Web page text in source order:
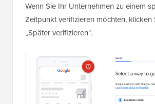
Wenn Sie Ihr Unternehmen zu einem
Zeitpunkt verifizieren möchten, klicken
„Später verifizieren“.